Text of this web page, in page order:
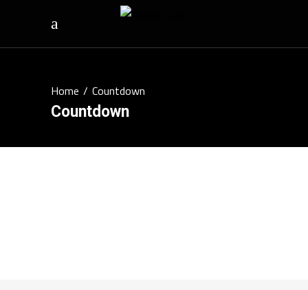
Home/Countdown
Countdown